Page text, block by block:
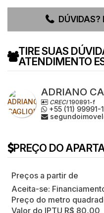
DÚVIDAS?
TIRE SUAS
ATENDIMENTO
ADRIANO
CRECI190891-f
+55 (11) 99991-
PREÇO DO
Aceita-se:
Preço do metro
Valor do IPTU R$ 80,00